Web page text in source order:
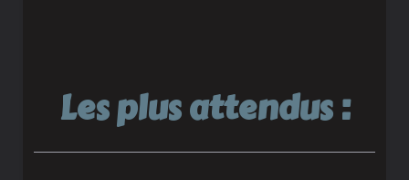
Les plus attendus :